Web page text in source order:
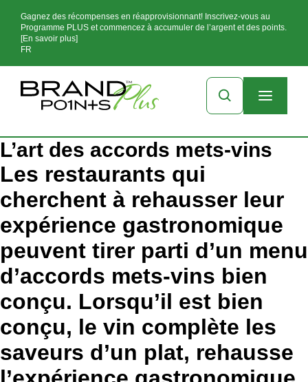
Gagnez des récompenses en réapprovisionnant! Inscrivez-vous au
Programme PLUS et commencez à accumuler de l’argent et des points.
[En savoir plus]
FR
L’art des accords mets-vins
Les restaurants qui
cherchent à rehausser leur
expérience gastronomique
peuvent tirer parti d’un menu
d’accords mets-vins bien
conçu. Lorsqu’il est bien
conçu, le vin complète les
saveurs d’un plat, rehausse